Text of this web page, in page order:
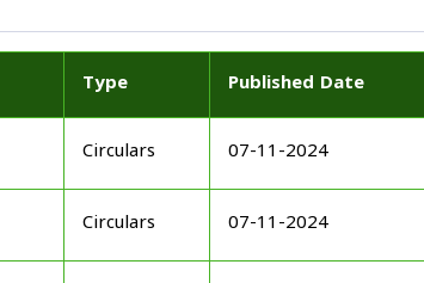
Type Published Date
Circulars 07-11-2024
Circulars 07-11-2024